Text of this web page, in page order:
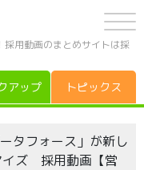
採用動画のまとめサイトは採
アップ トピックス
タフォース」が新し
イズ 採用動画【営